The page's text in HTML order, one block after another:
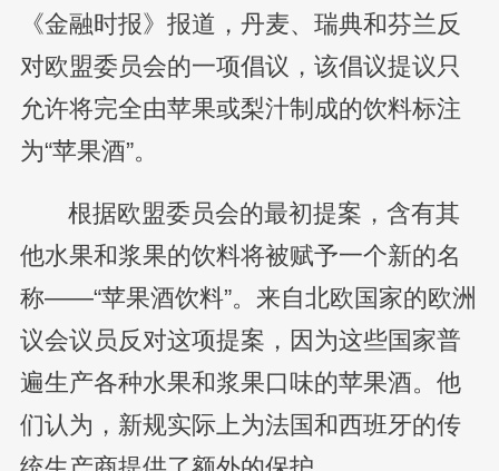
《金融时报》报道，丹麦、瑞典和芬兰反
对欧盟委员会的一项倡议，该倡议提议只
允许将完全由苹果或梨汁制成的饮料标注
为“苹果酒”。
根据欧盟委员会的最初提案，含有其
他水果和浆果的饮料将被赋予一个新的名
称——“苹果酒饮料”。来自北欧国家的欧洲
议会议员反对这项提案，因为这些国家普
遍生产各种水果和浆果口味的苹果酒。他
们认为，新规实际上为法国和西班牙的传